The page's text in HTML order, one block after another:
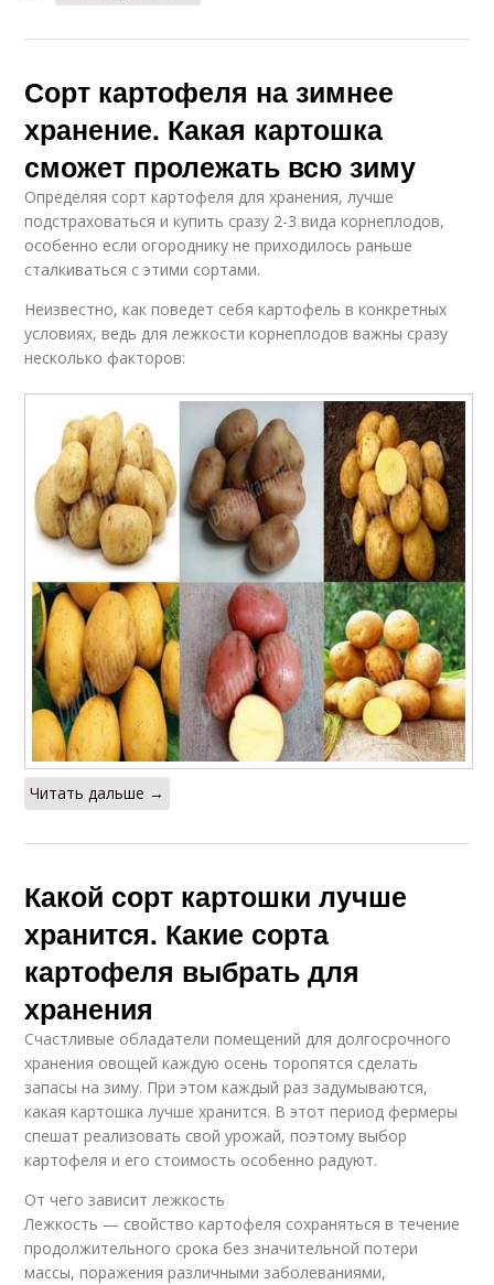
Сорт картофеля на зимнее
хранение. Какая картошка
сможет пролежать всю зиму
Определяя сорт картофеля для хранения, лучше
подстраховаться и купить сразу 2-3 вида корнеплодов,
особенно если огороднику не приходилось раньше
сталкиваться с этими сортами.
Неизвестно, как поведет себя картофель в конкретных
условиях, ведь для лежкости корнеплодов важны сразу
несколько факторов:
Читать дальше →
Какой сорт картошки лучше
хранится. Какие сорта
картофеля выбрать для
хранения
Счастливые обладатели помещений для долгосрочного
хранения овощей каждую осень торопятся сделать
запасы на зиму. При этом каждый раз задумываются,
какая картошка лучше хранится. В этот период фермеры
спешат реализовать свой урожай, поэтому выбор
картофеля и его стоимость особенно радуют.
От чего зависит лежкость
Лежкость — свойство картофеля сохраняться в течение
продолжительного срока без значительной потери
массы, поражения различными заболеваниями,